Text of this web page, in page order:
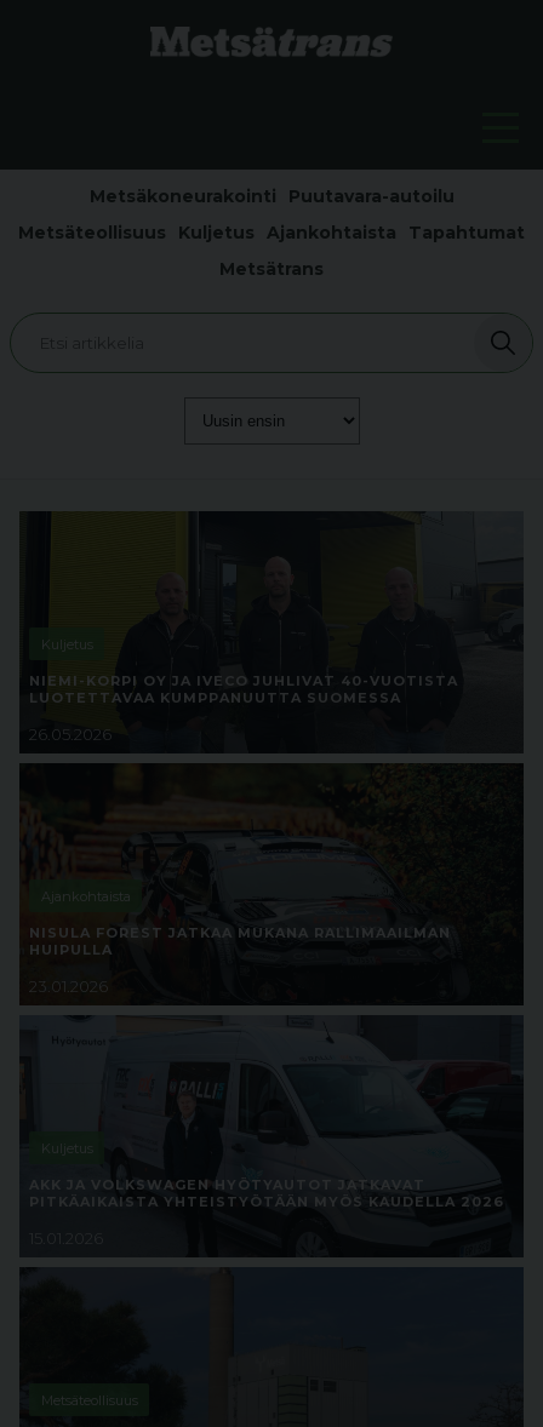
Metsäkoneurakointi
Puutavara-autoilu
Metsäteollisuus
Kuljetus Ajankohtaista
Tapahtumat
Metsätrans
Kuljetus
NIEMI-KORPI OY JA IVECO JUHLIVAT 40-VUOTISTA
LUOTETTAVAA KUMPPANUUTTA SUOMESSA
26.05.2026
Ajankohtaista
NISULA FOREST JATKAA MUKANA RALLIMAAILMAN
HUIPULLA
23.01.2026
Kuljetus
AKK JA VOLKSWAGEN HYÖTYAUTOT JATKAVAT
PITKÄAIKAISTA YHTEISTYÖTÄÄN MYÖS KAUDELLA 2026
15.01.2026
Metsäteollisuus